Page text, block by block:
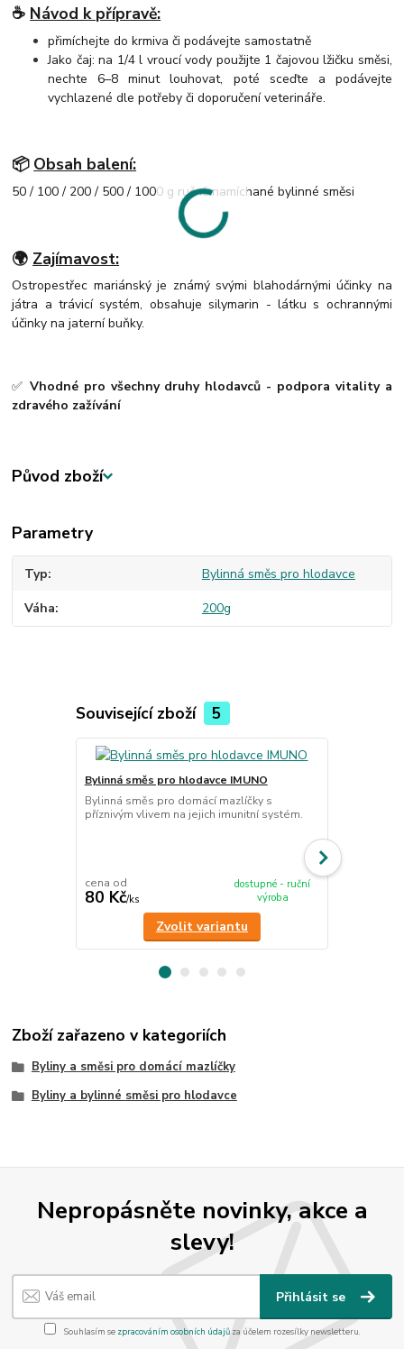
☕ Návod k přípravě:
přimíchejte do krmiva či podávejte samostatně
Jako čaj: na 1/4 l vroucí vody použijte 1 čajovou lžičku směsi,
nechte 6–8 minut louhovat, poté sceďte a podávejte
vychlazené dle potřeby či doporučení veterináře.
📦 Obsah balení:
50 / 100 / 200 / 500 / 1000 g ručně namíchané bylinné směsi
🌍 Zajímavost:
Ostropestřec mariánský je známý svými blahodárnými účinky na
játra a trávicí systém, obsahuje silymarin - látku s ochrannými
účinky na jaterní buňky.
✅ Vhodné pro všechny druhy hlodavců - podpora vitality a
zdravého zažívání
Původ zboží
Parametry
Typ Bylinná směs pro hlodavce
Váha 200g
Související zboží 5
Bylinná směs pro hlodavce IMUNO
Bylinná směs pro domácí mazlíčky s
příznivým vlivem na jejich imunitní systém.
cena od
80 Kč/ks
dostupné - ruční
výroba
Zvolit variantu
Zboží zařazeno v kategoriích
Byliny a směsi pro domácí mazlíčky
Byliny a bylinné směsi pro hlodavce
Nepropásněte novinky, akce a
slevy!
Přihlásit se
Souhlasím se zpracováním osobních údajůza účelem rozesílky newsletteru.